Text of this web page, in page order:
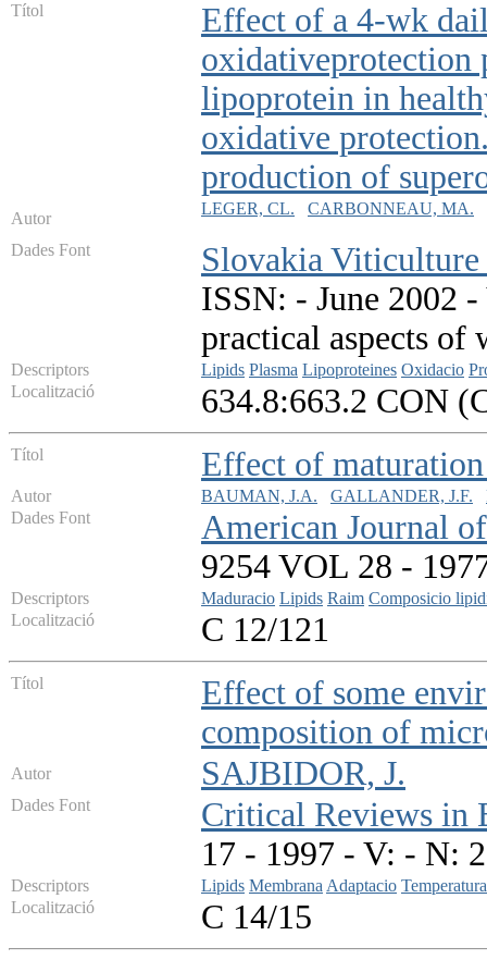
Títol
Effect of a 4-wk
oxidativeprotection
lipoprotein in
oxidative
production of
Autor
LEGER, CL. CARBONNEAU, MA.
Dades Font
Slovakia Viticulture
ISSN: - June 2002
practical aspects
Descriptors Lipids Plasma Lipoproteines Oxidacio
Localització
634.8:663.2 CON
Títol Effect of
Autor BAUMAN, J.A. GALLANDER, J.F.
Dades Font
American Journal
9254 VOL 28 -
Descriptors Maduracio Lipids Raim Composicio
Localització
C 12/121
Títol
Effect of some
composition of
Autor SAJBIDOR, J.
Dades Font
Critical Reviews in
17 - 1997 - V: - N:
Descriptors Lipids MembranaAdaptacio Temperatura
Localització
C 14/15